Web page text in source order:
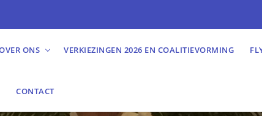
ONS VERKIEZINGEN 2026 EN COALITIEVORMING
CONTACT